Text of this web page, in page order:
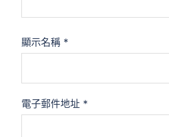
顯示名稱 *
電子郵件地址 *